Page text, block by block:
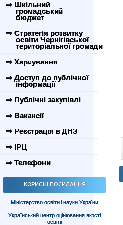
⇒ Шкільний
громадський
бюджет
⇒ Стратегія розвитку
освіти Чернігівської
територіальної громади
⇒ Харчування
⇒ Доступ до публічної
інформації
⇒ Публічні закупівлі
⇒ Вакансії
⇒ Реєстрація в ДНЗ
⇒ ІРЦ
⇒ Телефони
КОРИСНІ ПОСИЛАННЯ
Міністерство освіти і науки України
Український центр оцінювання якості
освіти